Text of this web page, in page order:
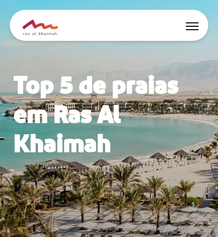
Inspire-se
Onde ficar
Coisas para fazer
Planeje sua viagem
🇵🇹 PT Eventos
Top 5 de praias
em Ras Al
Khaimah